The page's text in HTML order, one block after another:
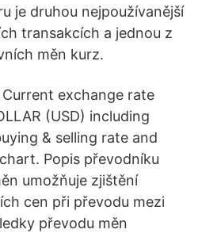
je druhou nejpoužívanější
transakcích a jednou z
měn kurz.
exchange rate
(USD) including
& selling rate and
Popis převodníku
umožňuje zjištění
cen při převodu mezi
převodu měn